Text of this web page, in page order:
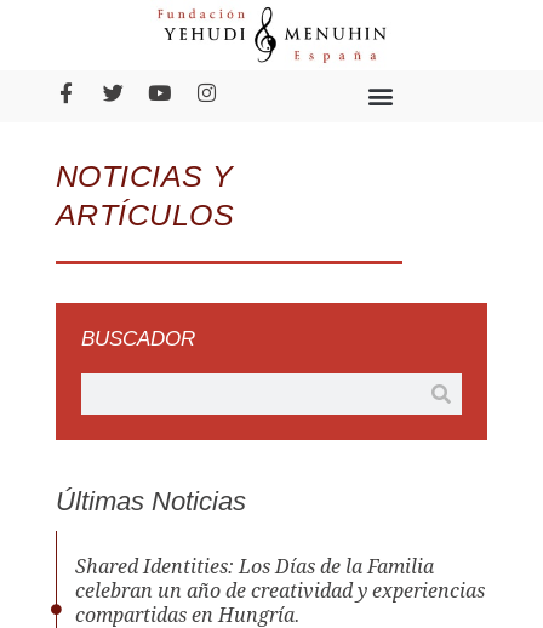
NOTICIAS Y
ARTÍCULOS
BUSCADOR
Últimas Noticias
Shared Identities: Los Días de la Familia
celebran un año de creatividad y experiencias
compartidas en Hungría.